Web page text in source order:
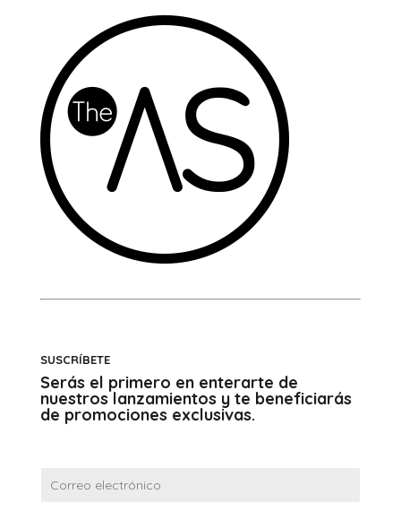
SUSCRÍBETE
Serás el primero en enterarte de
nuestros lanzamientos y te beneficiarás
de promociones exclusivas.